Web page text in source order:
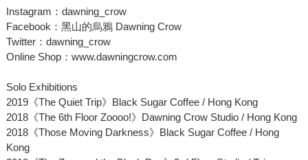
Instagram：dawning_crow
Facebook：黑山的烏鴉 Dawning Crow
Twitter：dawning_crow
Online Shop：www.dawningcrow.com
Solo Exhibitions
2019《The Quiet Trip》Black Sugar Coffee / Hong Kong
2018《The 6th Floor Zoooo!》Dawning Crow Studio / Hong Kong
2018《Those Moving Darkness》Black Sugar Coffee / Hong
Kong